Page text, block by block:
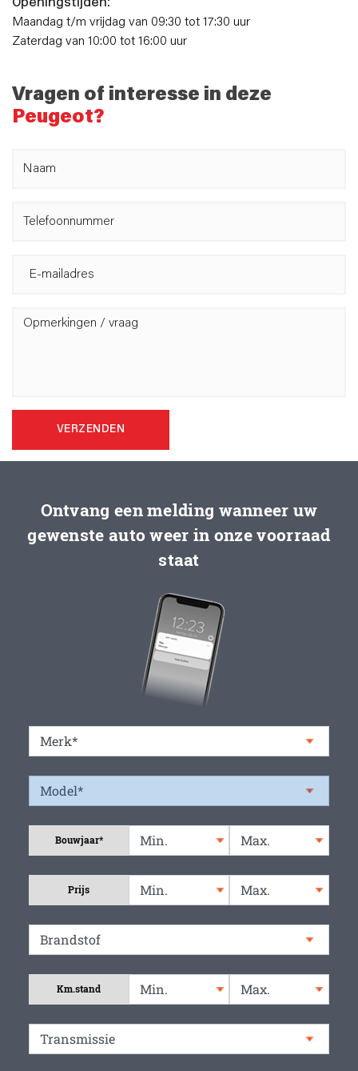
Openingstijden:
Maandag t/m vrijdag van 09:30 tot 17:30 uur
Zaterdag van 10:00 tot 16:00 uur
Vragen of interesse in deze
Peugeot?
VERZENDEN
Ontvang een melding wanneer uw
gewenste auto weer in onze voorraad
staat
Bouwjaar*
Prijs
Km.stand